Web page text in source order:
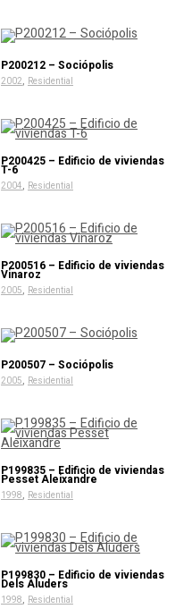
P200212 – Sociópolis
2002, Residential
P200425 – Edificio de viviendas
T-6
2004, Residential
P200516 – Edificio de viviendas
Vinaroz
2005, Residential
P200507 – Sociópolis
2005, Residential
P199835 – Edificio de viviendas
Pesset Aleixandre
1998, Residential
P199830 – Edificio de viviendas
Dels Aluders
1998, Residential